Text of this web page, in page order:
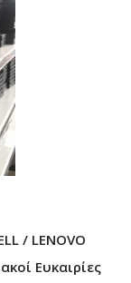
/ LENOVO
Ευκαιρίες